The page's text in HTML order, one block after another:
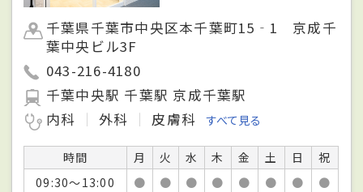
千葉県千葉市中央区本千葉町15‐1 京成千
葉中央ビル3F
043-216-4180
千葉中央駅 千葉駅 京成千葉駅
内科
外科 皮膚科 すべて見る
時間 月 火 水 木 金 土 日
祝
09:30～13:00
● ● ● ● ● ● ●
●